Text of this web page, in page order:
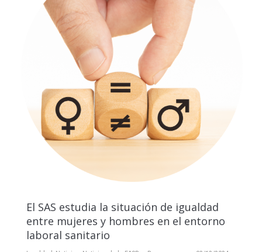
El SAS estudia la situación de igualdad
entre mujeres y hombres en el entorno
laboral sanitario